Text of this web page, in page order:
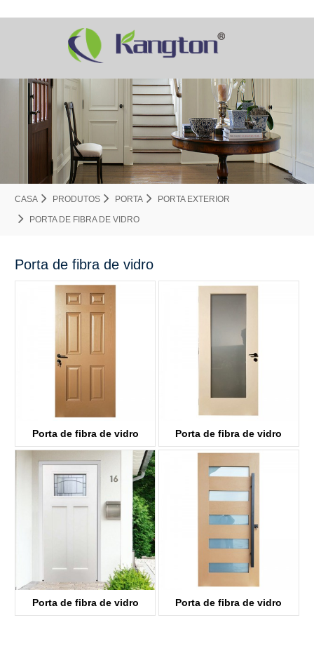
CASA PRODUTOS PORTA PORTA EXTERIOR
PORTA DE FIBRA DE VIDRO
Porta de fibra de vidro
Porta de fibra de vidro
KDF06
Porta de fibra de vidro
Porta de fibra de vidro Porta de fibra de vidro